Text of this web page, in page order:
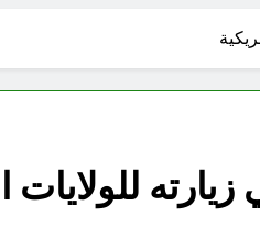
استقرار
للولايات